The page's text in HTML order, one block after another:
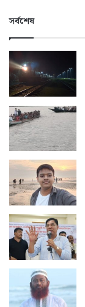
সর্বশেষ